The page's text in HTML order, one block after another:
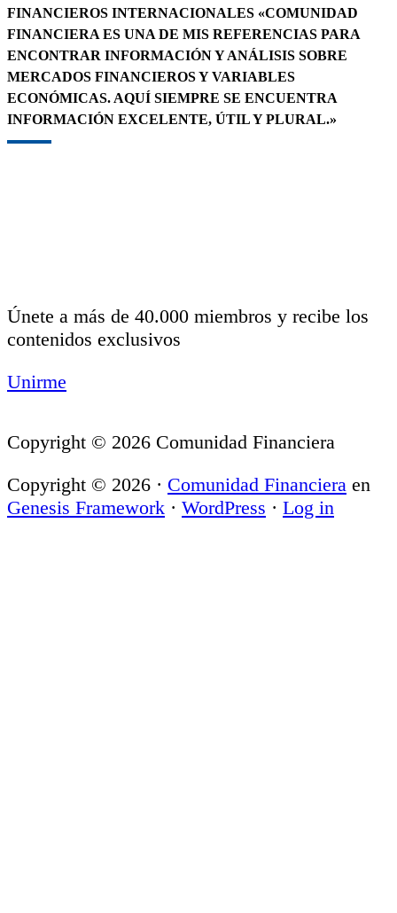
FINANCIEROS INTERNACIONALES «COMUNIDAD
FINANCIERA ES UNA DE MIS REFERENCIAS PARA
ENCONTRAR INFORMACIÓN Y ANÁLISIS SOBRE
MERCADOS FINANCIEROS Y VARIABLES
ECONÓMICAS. AQUÍ SIEMPRE SE ENCUENTRA
INFORMACIÓN EXCELENTE, ÚTIL Y PLURAL.»
Únete a más de 40.000 miembros y recibe los
contenidos exclusivos
Unirme
Copyright © 2026 Comunidad Financiera
Copyright © 2026 · Comunidad Financiera en
Genesis Framework · WordPress · Log in